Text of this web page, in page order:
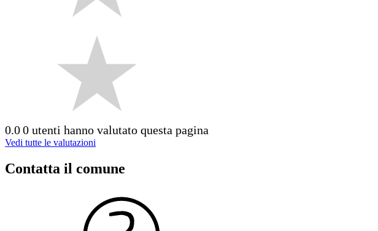
0.00 utenti hanno valutato questa pagina
Vedi tutte le valutazioni
Contatta il comune